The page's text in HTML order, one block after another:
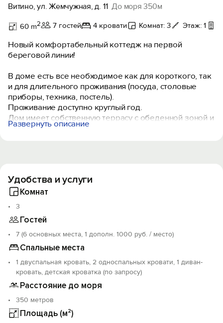
Витино, ул. Жемчужная, д. 11 До моря 350м
60 m2 7 гостей 4 кровати Комнат: 3 Этаж: 1
Новый комфортабельный коттедж на первой
береговой линии!
В доме есть все необходимое как для короткого, так
и для длительного проживания (посуда, столовые
приборы, техника, постель).
Проживание доступно круглый год.
Дом имеет собственную террасу с обеденной зоной и
выходом/входом на кухню, что придает особенность
площадка.
Что касается парковочных мест, то они расположены
Дорога на пляж выходит прямо с территории (для
гостей «Марьиной Рощи» свой собственный выход) и
занимает она до 3 минут ходьбы.
Развернуть описание
Удобства и услуги
Комнат
3
Гостей
7 (6 основных места, 1 дополн. 1000 руб. / место)
Спальные места
1 двуспальная кровать, 2 односпальных кровати, 1 диван-
кровать, детская кроватка (по запросу)
Расстояние до моря
350 метров
Площадь (м²)